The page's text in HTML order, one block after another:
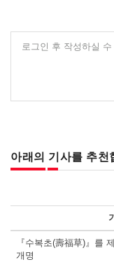
로그인 후 작성하실
아래의 기사를 추천
『수복초(壽福草)』를
개명